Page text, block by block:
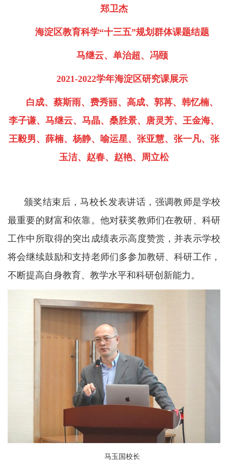
郑卫杰
海淀区教育科学“十三五”规划群体课题结题
马继云、单治超、冯颐
2021-2022学年海淀区研究课展示
白成、蔡斯雨、费秀丽、高成、郭苒、韩忆楠、
李子谦、马继云、马晶、桑胜景、唐灵芳、王金海、
王毅男、薛楠、杨静、喻运星、张亚慧、张一凡、张
玉洁、赵春、赵艳、周立松
颁奖结束后，马校长发表讲话，强调教师是学校
最重要的财富和依靠。他对获奖教师们在教研、科研
工作中所取得的突出成绩表示高度赞赏，并表示学校
将会继续鼓励和支持老师们多参加教研、科研工作，
不断提高自身教育、教学水平和科研创新能力。
马玉国校长